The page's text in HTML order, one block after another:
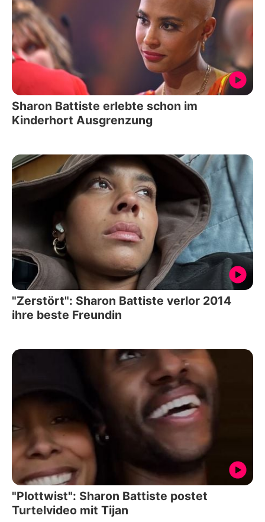
Sharon Battiste erlebte schon im
Kinderhort Ausgrenzung
"Zerstört": Sharon Battiste verlor 2014
ihre beste Freundin
"Plottwist": Sharon Battiste postet
Turtelvideo mit Tijan